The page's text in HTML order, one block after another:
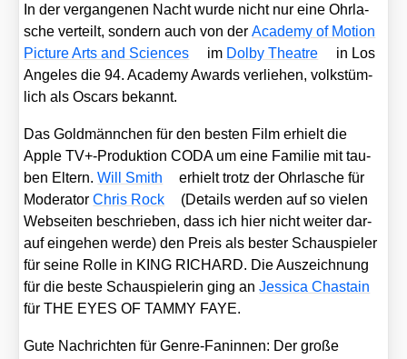
In der ver­gan­ge­nen Nacht wur­de nicht nur eine Ohr­la­
sche ver­teilt, son­dern auch von derAca­de­my of Moti­on
Pic­tu­re Arts and Sci­en­ces
im Dol­by Theat­re
in Los
Ange­les die 94. Aca­de­my Awards ver­lie­hen, volks­tüm­
lich als Oscars bekannt.
Das Gold­männ­chen für den bes­ten Film erhielt die
Apple TV+-Produktion CODA um eine Fami­lie mit tau­
ben Eltern.Will Smith
erhielt trotz der Ohr­la­sche für
Mode­ra­torChris Rock
(Details wer­den auf so vie­len
Web­sei­ten beschrie­ben, dass ich hier nicht wei­ter dar­
auf ein­ge­hen wer­de) den Preis als bes­ter Schau­spie­ler
für sei­ne Rol­le in KING RICHARD. Die Aus­zeich­nung
für die bes­te Schau­spie­le­rin ging anJes­si­ca Chas­tain
für THE EYES OF TAMMY FAYE.
Gute Nach­rich­ten für Gen­re-Fan­in­nen: Der gro­ße